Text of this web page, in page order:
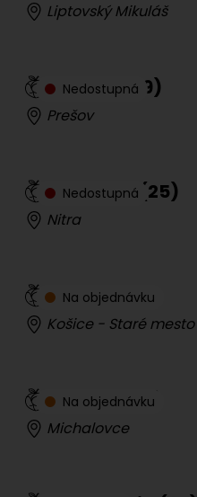
Liptovský Mikuláš
Nedostupná
Valéria(39)
Prešov
Nedostupná
Sima Sáž (25)
Nitra
Na objednávku
Amor (18)
Košice - Staré mesto
Na objednávku
Sandra(32)
Michalovce